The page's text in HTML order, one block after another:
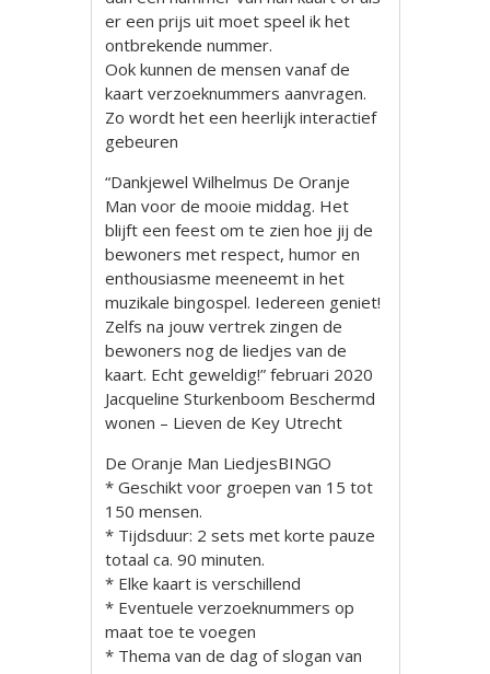
er een prijs uit moet speel ik het
ontbrekende nummer.
Ook kunnen de mensen vanaf de
kaart verzoeknummers aanvragen.
Zo wordt het een heerlijk interactief
gebeuren
“Dankjewel Wilhelmus De Oranje
Man voor de mooie middag. Het
blijft een feest om te zien hoe jij de
bewoners met respect, humor en
enthousiasme meeneemt in het
muzikale bingospel. Iedereen geniet!
Zelfs na jouw vertrek zingen de
bewoners nog de liedjes van de
kaart. Echt geweldig!” februari 2020
Jacqueline Sturkenboom Beschermd
wonen – Lieven de Key Utrecht
De Oranje Man LiedjesBINGO
* Geschikt voor groepen van 15 tot
150 mensen.
* Tijdsduur: 2 sets met korte pauze
totaal ca. 90 minuten.
* Elke kaart is verschillend
* Eventuele verzoeknummers op
maat toe te voegen
* Thema van de dag of slogan van